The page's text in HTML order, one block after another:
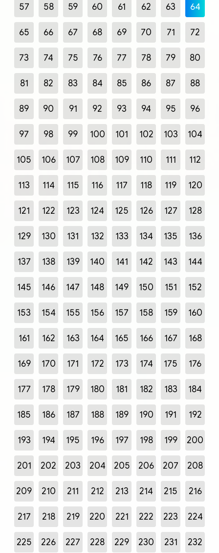
57 58 59 60 61 62 63 64
65 66 67 68 69 70 71 72
73 74 75 76 77 78 79 80
81 82 83 84 85 86 87 88
89 90 91 92 93 94 95 96
97 98 99 100 101 102 103 104
105 106 107 108 109 110 111 112
113 114 115 116 117 118 119 120
121 122 123 124 125 126 127 128
129 130 131 132 133 134 135 136
137 138 139 140 141 142 143 144
145 146 147 148 149 150 151 152
153 154 155 156 157 158 159 160
161 162 163 164 165 166 167 168
169 170 171 172 173 174 175 176
177 178 179 180 181 182 183 184
185 186 187 188 189 190 191 192
193 194 195 196 197 198 199 200
201 202 203 204 205 206 207 208
209 210 211 212 213 214 215 216
217 218 219 220 221 222 223 224
225 226 227 228 229 230 231 232